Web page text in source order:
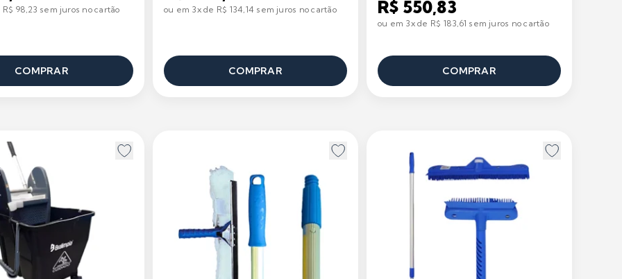
98,23 sem juros no cartão
COMPRAR
ou em 3x de R$ 134,14 sem juros no cartão
COMPRAR
R$ 550,83
ou em 3x de R$ 183,61 sem juros no cartão
COMPRAR